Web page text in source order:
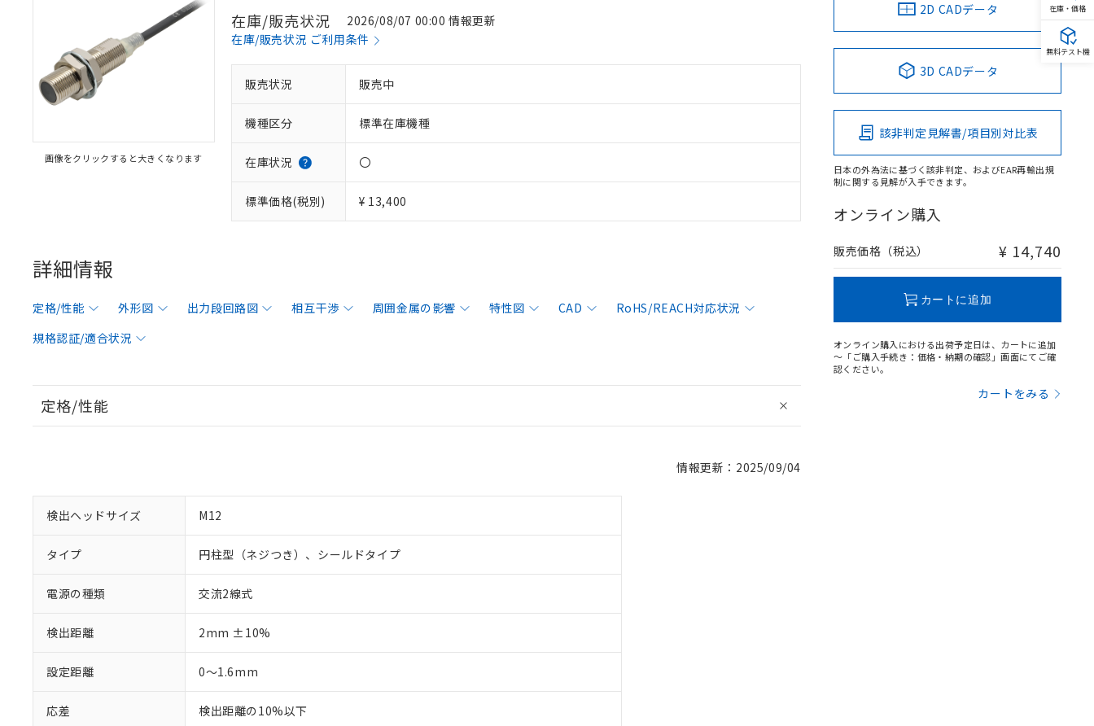
画像をクリックすると大きくなります
在庫/販売状況
2026/08/07 00:00 情報更新
在庫/販売状況 ご利用条件
販売状況 販売中
機種区分 標準在庫機種
在庫状況 〇
標準価格(税別) ¥ 13,400
詳細情報
定格/性能 外形図 出力段回路図 相互干渉 周囲金属の影響 特性図 CAD
RoHS/REACH対応状況
規格認証/適合状況
定格/性能
情報更新：2025/09/04
検出ヘッドサイズ M12
タイプ 円柱型（ネジつき）、シールドタイプ
電源の種類 交流2線式
検出距離 2mm ±10%
設定距離 0～1.6mm
応差 検出距離の10%以下
2D CADデータ
3D CADデータ
該非判定見解書/項目別対比表
日本の外為法に基づく該非判定、およびEAR再輸出規
制に関する見解が入手できます。
オンライン購入
販売価格（税込） ¥ 14,740
カートに追加
オンライン購入における出荷予定日は、カートに追加
～「ご購入手続き：価格・納期の確認」画面にてご確
認ください。
カートをみる
在庫・価格
無料テスト機